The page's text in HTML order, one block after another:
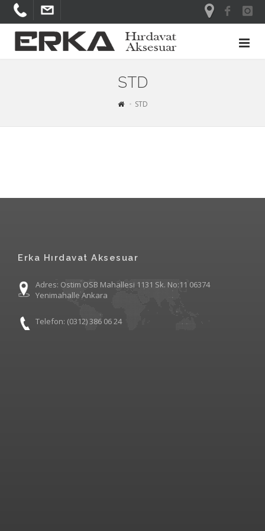
STD
STD
Erka Hırdavat Aksesuar
Adres: Ostim OSB Mahallesi 1131 Sk. No:11 06374
Yenimahalle Ankara
Telefon: (0312) 386 06 24